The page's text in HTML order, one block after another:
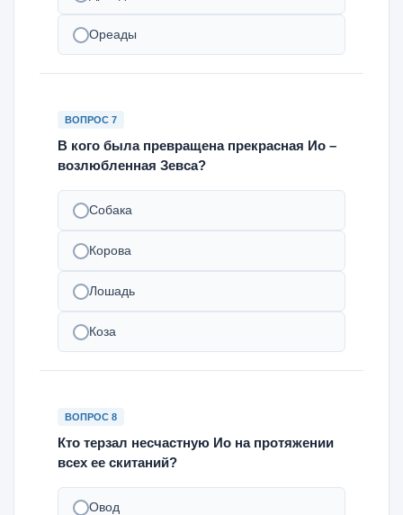
Ореады
ВОПРОС 7
В кого была превращена прекрасная Ио –
возлюбленная Зевса?
Собака
Корова
Лошадь
Коза
ВОПРОС 8
Кто терзал несчастную Ио на протяжении
всех ее скитаний?
Овод